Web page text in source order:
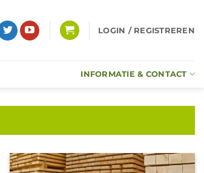
LOGIN / REGISTREREN
INFORMATIE & CONTACT